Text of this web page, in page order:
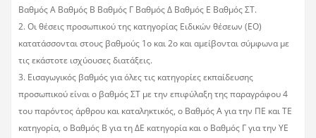
Βαθμός Α Βαθμός Β Βαθμός Γ Βαθμός Δ Βαθμός Ε Βαθμός ΣΤ.
2. Οι θέσεις προσωπικού της κατηγορίας Ειδικών θέσεων (ΕΟ)
κατατάσσονται στους βαθμούς 1ο και 2ο και αμείβονται σύμφωνα με
τις εκάστοτε ισχύουσες διατάξεις.
3. Εισαγωγικός βαθμός για όλες τις κατηγορίες εκπαίδευσης
προσωπικού είναι ο βαθμός ΣΤ με την επιφύλαξη της παραγράφου 4
του παρόντος άρθρου και καταληκτικός, ο Βαθμός Α για την ΠΕ και ΤΕ
κατηγορία, ο Βαθμός Β για τη ΔΕ κατηγορία και ο Βαθμός Γ για την ΥΕ